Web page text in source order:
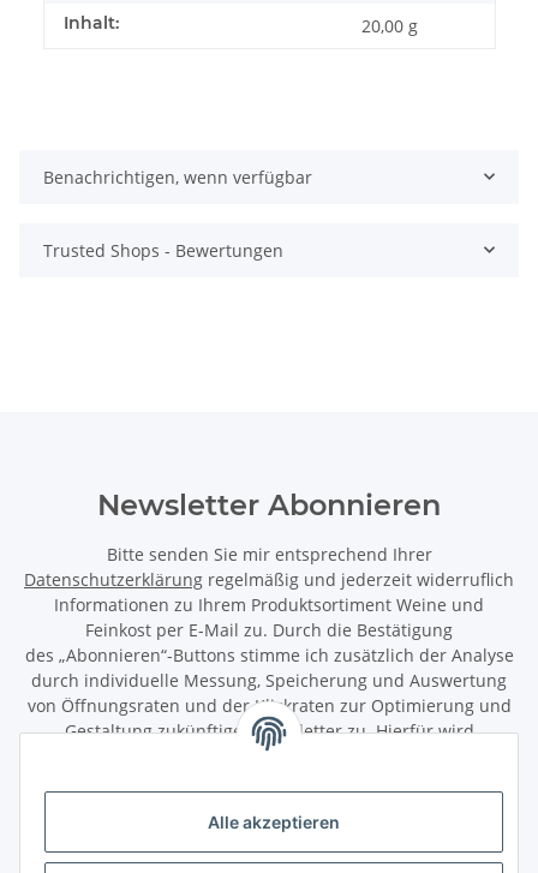
Alle akzeptieren
Inhalt: 20,00 g
Benachrichtigen, wenn verfügbar
Trusted Shops - Bewertungen
Newsletter Abonnieren
Bitte senden Sie mir entsprechend Ihrer
Datenschutzerklärung regelmäßig und jederzeit widerruflich
Informationen zu Ihrem Produktsortiment Weine und
Feinkost per E-Mail zu. Durch die Bestätigung
des „Abonnieren“-Buttons stimme ich zusätzlich der Analyse
durch individuelle Messung, Speicherung und Auswertung
von Öffnungsraten und der Klickraten zur Optimierung und
Gestaltung zukünftiger Newsletter zu. Hierfür wird
das Nutzungsverhalten in pseudonymisierter Form
Wirkung für die Zukunft über den Link in unserem Newsletter
abbestellen / widerrufen.